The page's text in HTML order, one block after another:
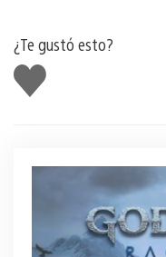
¿Te gustó esto?
Me
gusta